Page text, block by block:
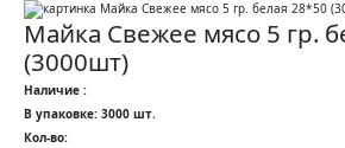
Майка Свежее мясо 5 гр.
(3000шт)
Наличие :
В упаковке: 3000 шт.
Кол-во: